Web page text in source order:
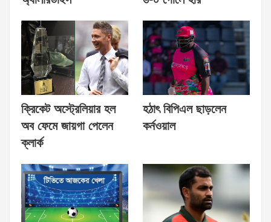
ক্রিকেট অস্ট্রেলিয়ার হল
অব ফেমে জায়গা পেলেন
ক্লার্ক
হঠাৎ বিপিএল ছাড়লেন
কর্নওয়াল